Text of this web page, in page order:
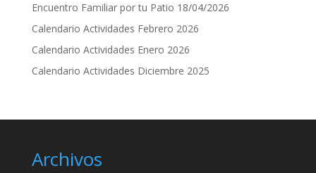
Encuentro Familiar por tu Patio 18/04/2026
Calendario Actividades Febrero 2026
Calendario Actividades Enero 2026
Calendario Actividades Diciembre 2025
Archivos